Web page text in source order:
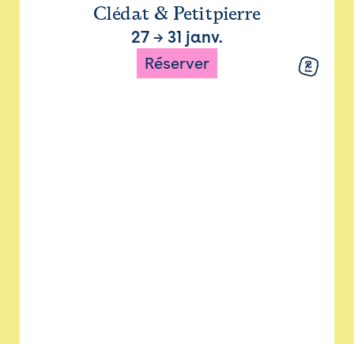
Clédat & Petitpierre
27 → 31 janv.
Réserver